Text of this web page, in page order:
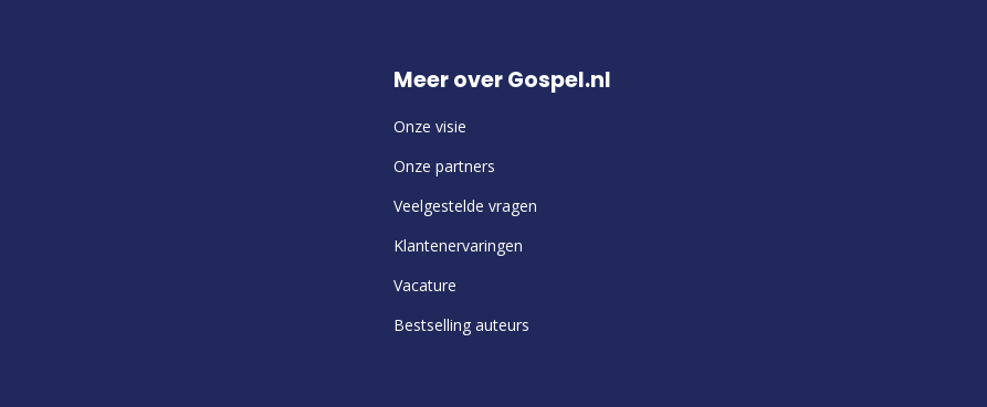
Meer over Gospel.nl
Onze visie
Onze partners
Veelgestelde vragen
Klantenervaringen
Vacature
Bestselling auteurs